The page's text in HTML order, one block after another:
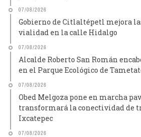
07/08/2026
Gobierno de Citlaltépetl mejora
vialidad en la calle Hidalgo
07/08/2026
Alcalde Roberto San Román
en el Parque Ecológico de
07/08/2026
Obed Melgoza pone en marcha
transformará la conectividad de
Ixcatepec
07/08/2026